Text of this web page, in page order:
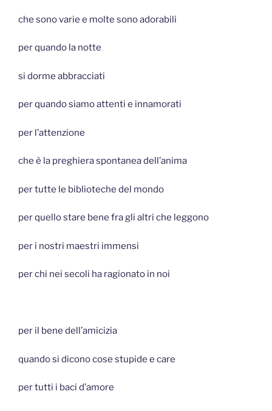
che sono varie e molte sono adorabili
per quando la notte
si dorme abbracciati
per quando siamo attenti e innamorati
per l’attenzione
che è la preghiera spontanea dell’anima
per tutte le biblioteche del mondo
per quello stare bene fra gli altri che leggono
per i nostri maestri immensi
per chi nei secoli ha ragionato in noi
per il bene dell’amicizia
quando si dicono cose stupide e care
per tutti i baci d’amore